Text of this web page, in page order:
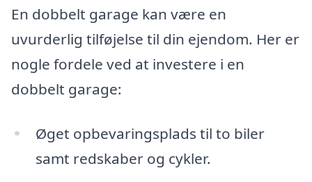
En dobbelt garage kan være en
uvurderlig tilføjelse til din ejendom. Her er
nogle fordele ved at investere i en
dobbelt garage:
Øget opbevaringsplads til to biler
samt redskaber og cykler.